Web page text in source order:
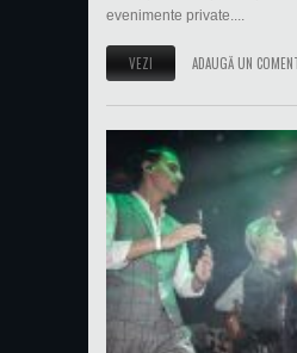
evenimente private....
VEZI ADAUGĂ UN